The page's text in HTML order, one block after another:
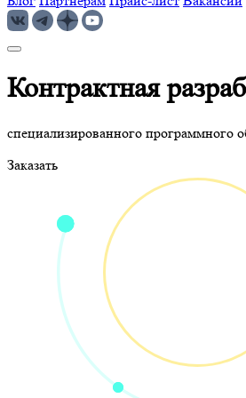
Контрактная
специализированного программного
Заказать